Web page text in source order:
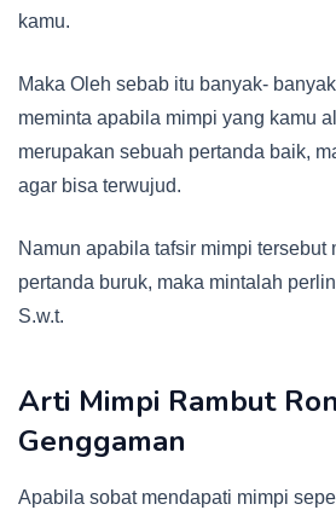
kamu.
Maka Oleh sebab itu banyak-
meminta apabila mimpi yang kamu
merupakan sebuah pertanda baik,
agar bisa terwujud.
Namun apabila tafsir mimpi tersebut
pertanda buruk, maka mintalah
S.w.t.
Arti Mimpi Rambut
Genggaman
Apabila sobat mendapati mimpi